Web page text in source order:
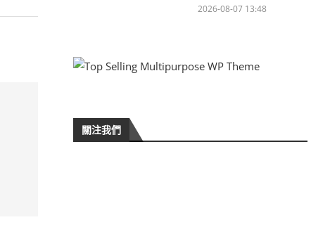
2026-08-07 13:48
關注我們